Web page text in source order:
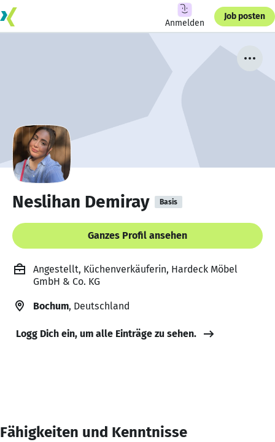
Anmelden
Job posten
Neslihan Demiray Basis
Ganzes Profil ansehen
Angestellt, Küchenverkäuferin, Hardeck Möbel
GmbH & Co. KG
Bochum, Deutschland
Logg Dich ein, um alle Einträge zu sehen.
Fähigkeiten und Kenntnisse